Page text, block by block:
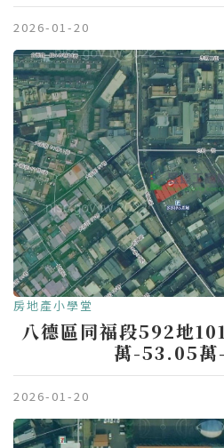
2026-01-20
房地產小學堂
八德區同福段592地
萬-53.05萬
2026-01-20